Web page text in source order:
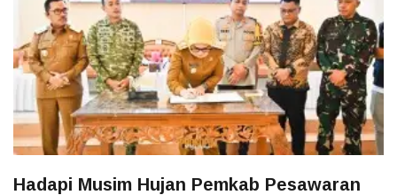
Hadapi Musim Hujan Pemkab Pesawaran